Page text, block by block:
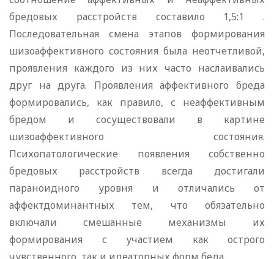
бредовых расстройств составило 1,5:1 .
Последовательная смена этапов формирования
шизоаффективного состояния была неотчетливой,
проявления каждого из них часто наслаивались
друг на друга. Проявления аффективного бреда
формировались, как правило, с неаффективным
бредом и сосуществовали в картине
шизоаффективного состояния.
Психопатологические появления собственно
бредовых расстройств всегда достигали
параноидного уровня и отличались от
аффектдоминантных тем, что обязательно
включали смешанные механизмы их
формирования с участием как острого